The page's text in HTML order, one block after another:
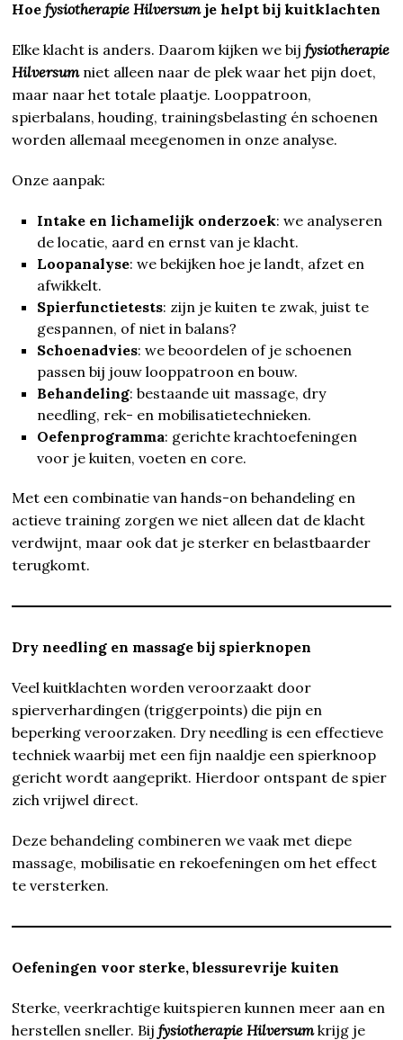
Hoefysiotherapie Hilversumje helpt bij kuitklachten
Elke klacht is anders. Daarom kijken we bijfysiotherapie
Hilversumniet alleen naar de plek waar het pijn doet,
maar naar het totale plaatje. Looppatroon,
spierbalans, houding, trainingsbelasting én schoenen
worden allemaal meegenomen in onze analyse.
Onze aanpak:
Intake en lichamelijk onderzoek: we analyseren
de locatie, aard en ernst van je klacht.
Loopanalyse: we bekijken hoe je landt, afzet en
afwikkelt.
Spierfunctietests: zijn je kuiten te zwak, juist te
gespannen, of niet in balans?
Schoenadvies: we beoordelen of je schoenen
passen bij jouw looppatroon en bouw.
Behandeling: bestaande uit massage, dry
needling, rek- en mobilisatietechnieken.
Oefenprogramma: gerichte krachtoefeningen
voor je kuiten, voeten en core.
Met een combinatie van hands-on behandeling en
actieve training zorgen we niet alleen dat de klacht
verdwijnt, maar ook dat je sterker en belastbaarder
terugkomt.
Dry needling en massage bij spierknopen
Veel kuitklachten worden veroorzaakt door
spierverhardingen (triggerpoints) die pijn en
beperking veroorzaken. Dry needling is een effectieve
techniek waarbij met een fijn naaldje een spierknoop
gericht wordt aangeprikt. Hierdoor ontspant de spier
zich vrijwel direct.
Deze behandeling combineren we vaak met diepe
massage, mobilisatie en rekoefeningen om het effect
te versterken.
Oefeningen voor sterke, blessurevrije kuiten
Sterke, veerkrachtige kuitspieren kunnen meer aan en
herstellen sneller. Bijfysiotherapie Hilversumkrijg je